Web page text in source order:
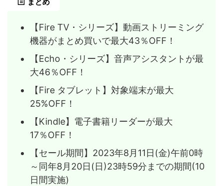
【Fire TV・シリーズ】動画ストリーミング
機器がまとめ買いで最大43％OFF！
【Echo・シリーズ】音声アシスタントが最
大46％OFF！
【Fire タブレット】対象端末が最大
25%OFF！
【Kindle】電子書籍リーダーが最大
17％OFF！
【セール期間】2023年8月11日(金)午前0時
～同年8月20日(日)23時59分までの期間(10
日間実施)